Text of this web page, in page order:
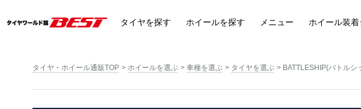
タイヤを探す ホイールを探す メニュー ホイール装着
タイヤ・ホイール通販TOP ホイールを選ぶ 車種を選ぶ タイヤを選ぶ BATTLESHIP(バトル